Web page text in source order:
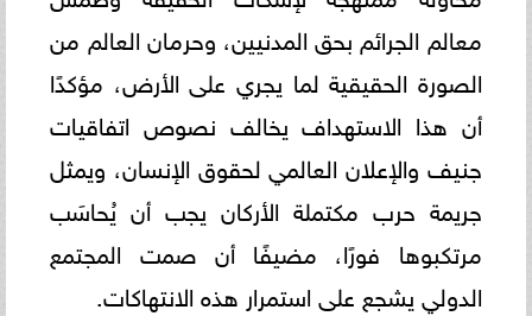
معالم الجرائم بحق المدنيين، وحرمان العالم من
الصورة الحقيقية لما يجري على الأرض، مؤكدًا
أن هذا الاستهداف يخالف نصوص اتفاقيات
جنيف والإعلان العالمي لحقوق الإنسان، ويمثل
جريمة حرب مكتملة الأركان يجب أن يُحاسَب
مرتكبوها فورًا، مضيفًا أن صمت المجتمع
الدولي يشجع على استمرار هذه الانتهاكات.